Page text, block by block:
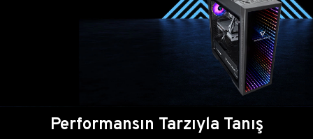
Performansın Tarzıyla Tanış